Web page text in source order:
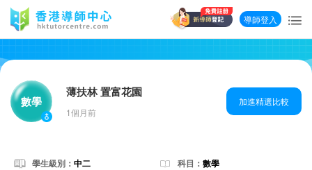
導師登入
數學
薄扶林 置富花園
1個月前
加進精選比較
學生級別： 中二 科目： 數學